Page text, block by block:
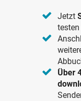
Jetzt
Über